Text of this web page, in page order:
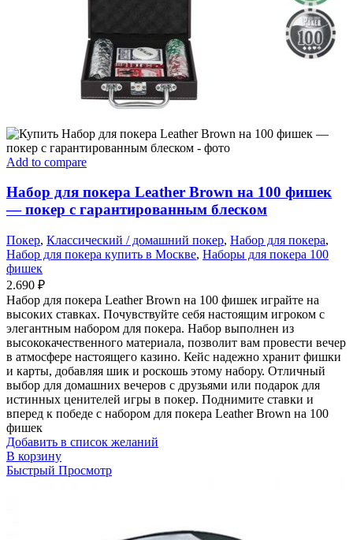
Add to compare
Набор для покера Leather Brown на 100 фишек
— покер с гарантированным блеском
Покер, Классический / домашний покер, Набор для покера,
Набор для покера купить в Москве, Наборы для покера 100
фишек
2.690 ₽
Набор для покера Leather Brown на 100 фишек играйте на
высоких ставках. Почувствуйте себя настоящим игроком с
элегантным набором для покера. Набор выполнен из
высококачественного материала, позволит вам провести вечер
в атмосфере настоящего казино. Кейс надежно хранит фишки
и карты, добавляя шик и роскошь этому набору. Отличный
выбор для домашних вечеров с друзьями или подарок для
истинных ценителей игры в покер. Поднимите ставки и
вперед к победе с набором для покера Leather Brown на 100
фишек
Добавить в список желаний
В корзину
Быстрый Просмотр